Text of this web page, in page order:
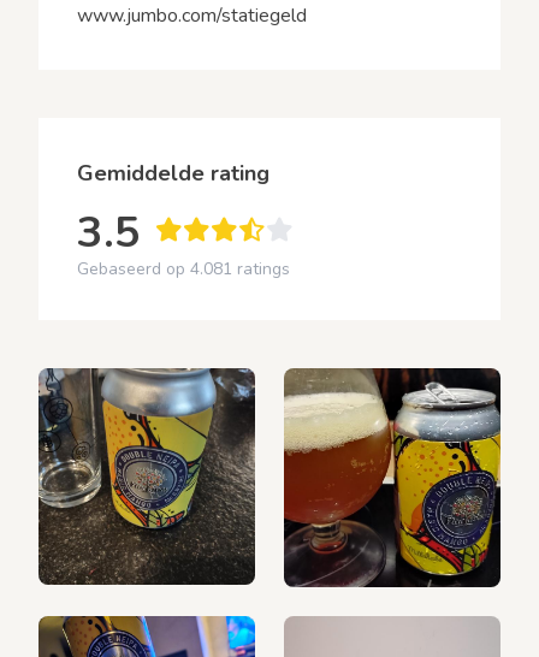
www.jumbo.com/statiegeld
Gemiddelde rating
3.5
Gebaseerd op 4.081 ratings